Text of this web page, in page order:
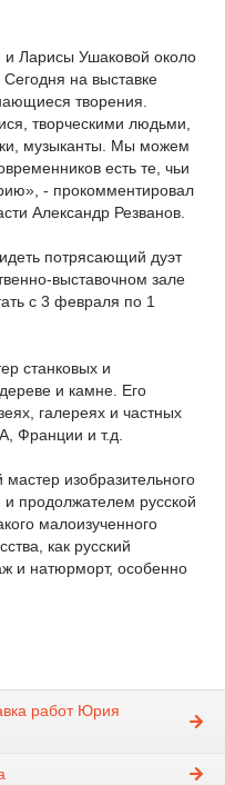
Ларисы Ушаковой около
на выставке
творения.
творческими людьми,
музыканты. Мы можем
есть те, чьи
- прокомментировал
Александр Резванов.
потрясающий дуэт
выставочном зале
с 3 февраля по 1
станковых и
и камне. Его
галереях и частных
Франции и т.д.
изобразительного
и продолжателем русской
малоизученного
как русский
и натюрморт, особенно
работ Юрия